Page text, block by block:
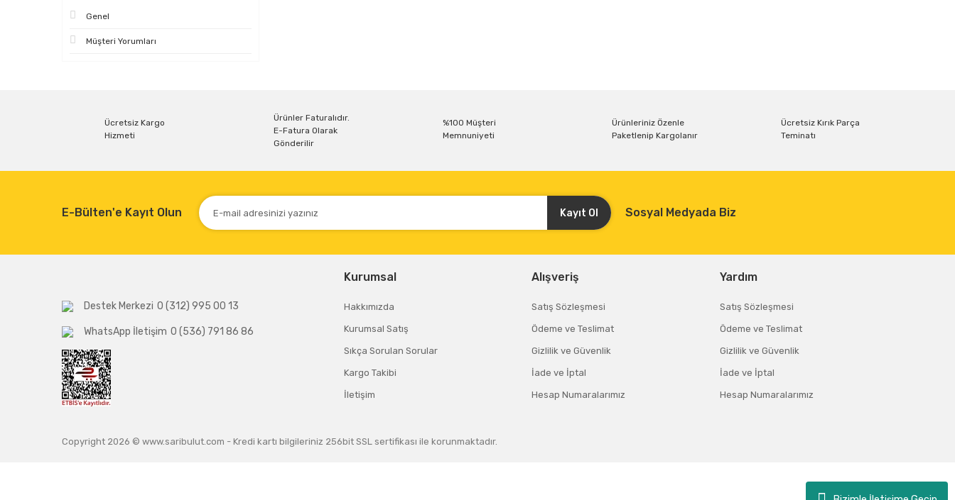
Genel
Müşteri Yorumları
Ücretsiz Kargo
Hizmeti
Ürünler Faturalıdır.
E-Fatura Olarak
Gönderilir
%100 Müşteri
Memnuniyeti
Ürünleriniz Özenle
Paketlenip Kargolanır
Ücretsiz Kırık Parça
Teminatı
E-Bülten'e Kayıt Olun Kayıt Ol Sosyal Medyada Biz
Destek Merkezi 0 (312) 995 00 13
WhatsApp İletişim 0 (536) 791 86 86
Kurumsal
Hakkımızda
Kurumsal Satış
Sıkça Sorulan Sorular
Kargo Takibi
İletişim
Alışveriş
Satış Sözleşmesi
Ödeme ve Teslimat
Gizlilik ve Güvenlik
İade ve İptal
Hesap Numaralarımız
Yardım
Satış Sözleşmesi
Ödeme ve Teslimat
Gizlilik ve Güvenlik
İade ve İptal
Hesap Numaralarımız
Copyright 2026 © www.saribulut.com - Kredi kartı bilgileriniz 256bit SSL sertifikası ile korunmaktadır.